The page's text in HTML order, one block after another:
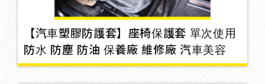
【汽車塑膠防護套】座椅保護套 單次使用
防水 防塵 防油 保養廠 維修廠 汽車美容
風嘴帽 12